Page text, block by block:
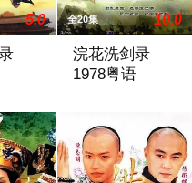
上海亦不遑多讓，本劇就
5.0 全20集 10.0
浣花洗剑录
1978粤语